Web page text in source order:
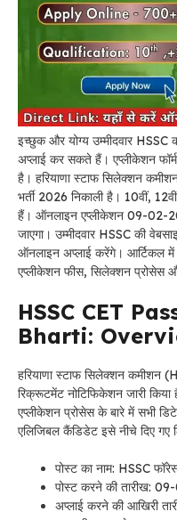
इच्छुक और योग्य उम्मीदवार
अप्लाई कर सकते हैं। एप्लीकेशन
है। हरियाणा स्टाफ सिलेक्शन
भर्ती 2026 निकाली है। 10वीं,
हैं। ऑनलाइन एप्लीकेशन 09-02-
जाएगा। उम्मीदवार HSSC की
ऑनलाइन अप्लाई करेंगे। आर्टिकल में
एप्लीकेशन फीस, सिलेक्शन प्रोसेस
HSSC CET
Bharti:
हरियाणा स्टाफ सिलेक्शन कमीशन
रिक्रूटमेंट नोटिफिकेशन जारी
एप्लीकेशन प्रोसेस के बारे में सभी
एलिजिबल कैंडिडेट इसे नीचे दिए
पोस्ट का नाम: HSSC
पोस्ट करने की तारीख:
अप्लाई करने की आखिरी